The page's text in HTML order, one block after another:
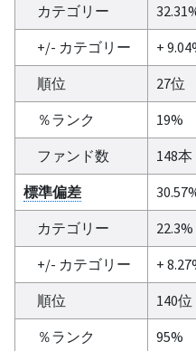
カテゴリー
+/- カテゴリー
+
順位
27位
％ランク
19%
ファンド数
148本
標準偏差
カテゴリー
22.3%
+/- カテゴリー
+
順位
140位
％ランク
95%